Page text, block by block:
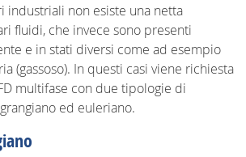
industriali non esiste una netta
fluidi, che invece sono presenti
e in stati diversi come ad esempio
(gassoso). In questi casi viene richiesta
multifase con due tipologie di
ed euleriano.